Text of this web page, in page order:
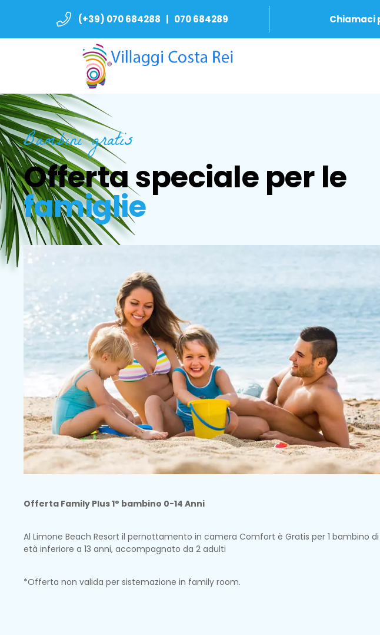
(+39) 070 684288 | 070 684289 Chiamaci
Bambini gratis
Offerta speciale per le
famiglie
Offerta Family Plus 1° bambino 0-14 Anni
Al Limone Beach Resort il pernottamento in camera Comfort è Gratis per 1 bambino di
età inferiore a 13 anni, accompagnato da 2 adulti
*Offerta non valida per sistemazione in family room.